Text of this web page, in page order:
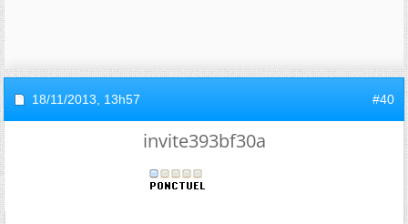
18/11/2013, 13h57 #40
invite393bf30a